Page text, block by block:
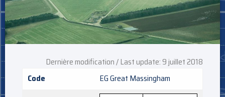
Dernière modification / Last update: 9 juillet 2018
Code
EG Great Massingham